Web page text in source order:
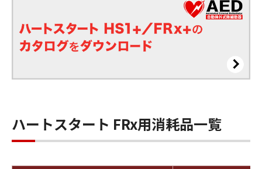
ハートスタート FRx用消耗品一覧